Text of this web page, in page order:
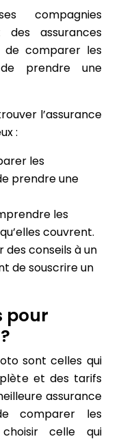
compagnies
des assurances
comparer les
prendre une
l’assurance
:
les
prendre une
les
couvrent.
des conseils à un
de souscrire un
pour
sont celles qui
et des tarifs
assurance
comparer les
celle qui